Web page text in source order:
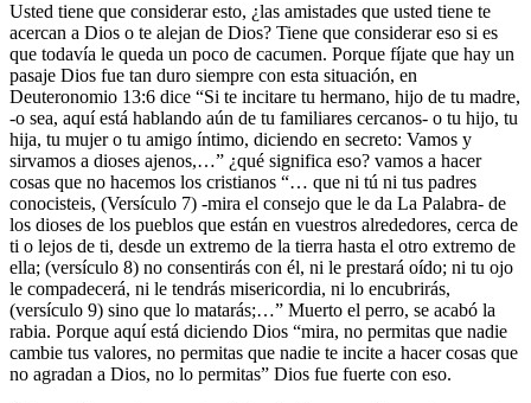
Usted tiene que considerar esto, ¿las amistades que usted tiene te
acercan a Dios o te alejan de Dios? Tiene que considerar eso si es
que todavía le queda un poco de cacumen. Porque fíjate que hay un
pasaje Dios fue tan duro siempre con esta situación, en
Deuteronomio 13:6 dice “Si te incitare tu hermano, hijo de tu madre,
-o sea, aquí está hablando aún de tu familiares cercanos- o tu hijo, tu
hija, tu mujer o tu amigo íntimo, diciendo en secreto: Vamos y
sirvamos a dioses ajenos,…” ¿qué significa eso? vamos a hacer
cosas que no hacemos los cristianos “… que ni tú ni tus padres
conocisteis, (Versículo 7) -mira el consejo que le da La Palabra- de
los dioses de los pueblos que están en vuestros alrededores, cerca de
ti o lejos de ti, desde un extremo de la tierra hasta el otro extremo de
ella; (versículo 8) no consentirás con él, ni le prestará oído; ni tu ojo
le compadecerá, ni le tendrás misericordia, ni lo encubrirás,
(versículo 9) sino que lo matarás;…” Muerto el perro, se acabó la
rabia. Porque aquí está diciendo Dios “mira, no permitas que nadie
cambie tus valores, no permitas que nadie te incite a hacer cosas que
no agradan a Dios, no lo permitas” Dios fue fuerte con eso.